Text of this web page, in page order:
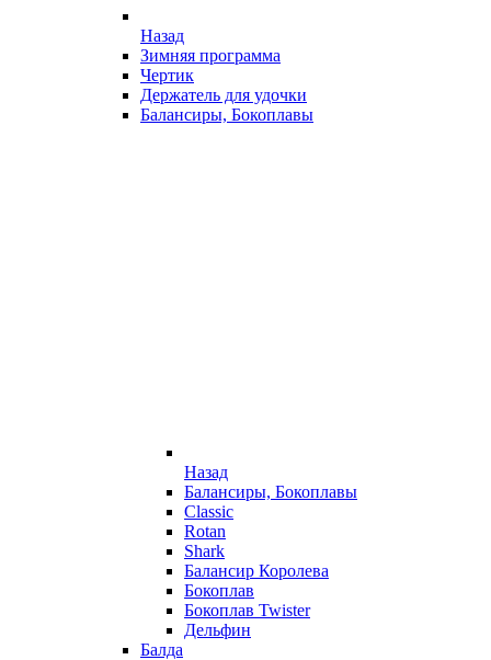
Назад
Зимняя программа
Чертик
Держатель для удочки
Балансиры, Бокоплавы
Назад
Балансиры, Бокоплавы
Classic
Rotan
Shark
Балансир Королева
Бокоплав
Бокоплав Twister
Дельфин
Балда